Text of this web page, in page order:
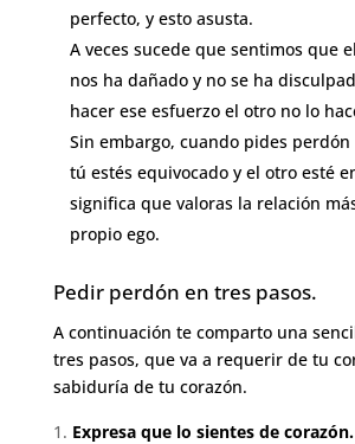
perfecto, y esto asusta.
A veces sucede que sentimos que
nos ha dañado y no se ha
hacer ese esfuerzo el otro no lo
Sin embargo, cuando pides
tú estés equivocado y el otro esté
significa que valoras la relación
propio ego.
Pedir perdón en tres pasos.
A continuación te comparto una
tres pasos, que va a requerir de tu
sabiduría de tu corazón.
Expresa que lo sientes de corazón.